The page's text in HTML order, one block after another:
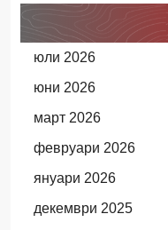
юли 2026
юни 2026
март 2026
февруари 2026
януари 2026
декември 2025